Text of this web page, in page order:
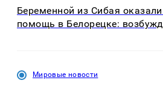
Беременной из Сибая
помощь в Белорецке:
Мировые новости